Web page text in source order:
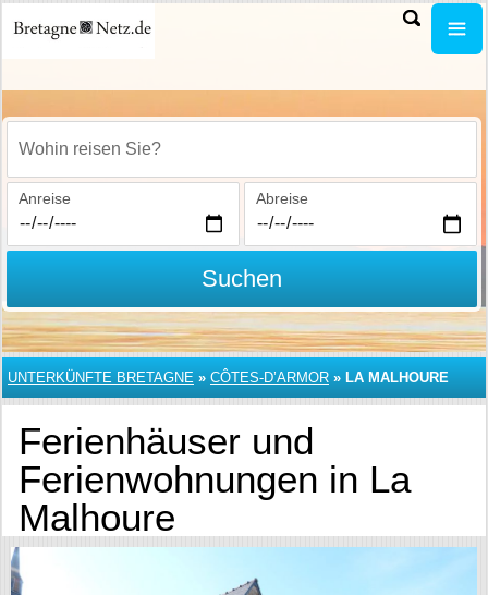
Wohin reisen Sie?
Anreise Abreise
Suchen
UNTERKÜNFTE BRETAGNE » CÔTES-D’ARMOR » LA MALHOURE
Ferienhäuser und
Ferienwohnungen in La
Malhoure